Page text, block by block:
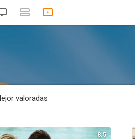
valoradas
8.5